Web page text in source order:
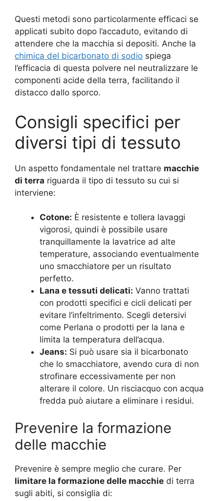
Questi metodi sono particolarmente efficaci se
applicati subito dopo l’accaduto, evitando di
attendere che la macchia si depositi. Anche la
chimica del bicarbonato di sodio spiega
l’efficacia di questa polvere nel neutralizzare le
componenti acide della terra, facilitando il
distacco dallo sporco.
Consigli specifici per
diversi tipi di tessuto
Un aspetto fondamentale nel trattare macchie
di terra riguarda il tipo di tessuto su cui si
interviene:
Cotone: È resistente e tollera lavaggi
vigorosi, quindi è possibile usare
tranquillamente la lavatrice ad alte
temperature, associando eventualmente
uno smacchiatore per un risultato
perfetto.
Lana e tessuti delicati: Vanno trattati
con prodotti specifici e cicli delicati per
evitare l’infeltrimento. Scegli detersivi
come Perlana o prodotti per la lana e
limita la temperatura dell’acqua.
Jeans: Si può usare sia il bicarbonato
che lo smacchiatore, avendo cura di non
strofinare eccessivamente per non
alterare il colore. Un risciacquo con acqua
fredda può aiutare a eliminare i residui.
Prevenire la formazione
delle macchie
Prevenire è sempre meglio che curare. Per
limitare la formazione delle macchie di terra
sugli abiti, si consiglia di: